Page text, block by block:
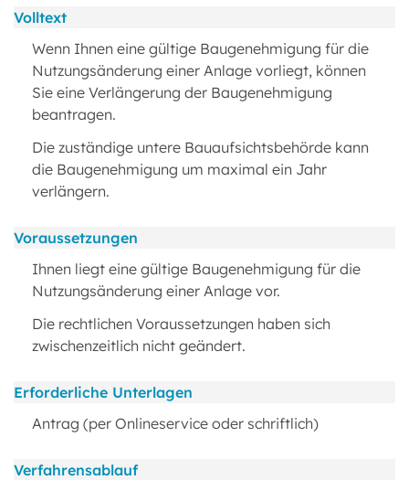
Volltext
Wenn Ihnen eine gültige Baugenehmigung für die
Nutzungsänderung einer Anlage vorliegt, können
Sie eine Verlängerung der Baugenehmigung
beantragen.
Die zuständige untere Bauaufsichtsbehörde kann
die Baugenehmigung um maximal ein Jahr
verlängern.
Voraussetzungen
Ihnen liegt eine gültige Baugenehmigung für die
Nutzungsänderung einer Anlage vor.
Die rechtlichen Voraussetzungen haben sich
zwischenzeitlich nicht geändert.
Erforderliche Unterlagen
Antrag (per Onlineservice oder schriftlich)
Verfahrensablauf